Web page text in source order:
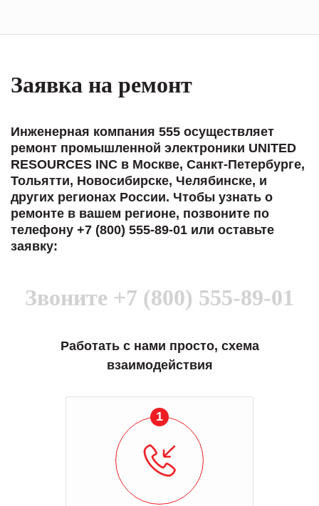
Заявка на ремонт
Инженерная компания 555 осуществляет
ремонт промышленной электроники UNITED
RESOURCES INC в Москве, Санкт-Петербурге,
Тольятти, Новосибирске, Челябинске, и
других регионах России. Чтобы узнать о
ремонте в вашем регионе, позвоните по
телефону +7 (800) 555-89-01 или оставьте
заявку:
Звоните +7 (800) 555-89-01
Работать с нами просто, схема
взаимодействия
1